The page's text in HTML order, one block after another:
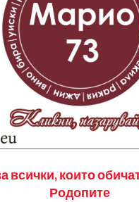
всички, които
Родопите